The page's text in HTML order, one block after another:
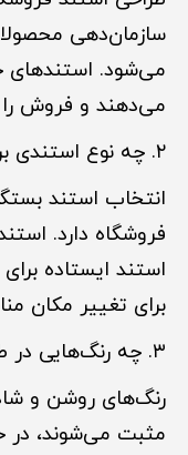
سازمان‌دهی
می‌شود. استندهای
می‌دهند و فروش
۲. چه نوع استندی برای فروشگاه من مناسب است؟
انتخاب استند
فروشگاه دارد.
استند ایستاده
برای تغییر مکان
۳. چه رنگ‌هایی در طراحی استند موثرند؟
رنگ‌های روشن و
مثبت می‌شوند،